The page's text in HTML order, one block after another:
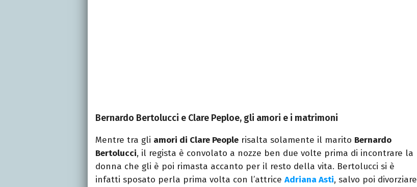
Bernardo Bertolucci e Clare Peploe, gli amori e i matrimoni
Mentre tra gli amori di Clare People risalta solamente il marito Bernardo
Bertolucci, il regista è convolato a nozze ben due volte prima di incontrare la
donna che gli è poi rimasta accanto per il resto della vita. Bertolucci si è
infatti sposato perla prima volta con l’attrice Adriana Asti, salvo poi divorziare